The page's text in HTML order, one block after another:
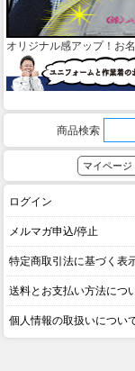
オリジナル感アップ！お
商品検索
マイページ
ログイン
メルマガ申込/停止
特定商取引法に基づく表
送料とお支払い方法につ
個人情報の取扱いについ